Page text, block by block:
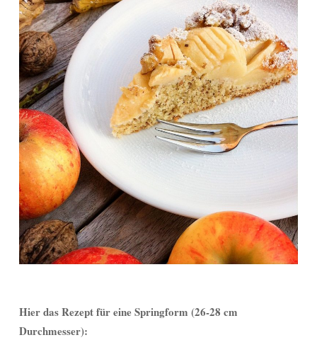
Hier das Rezept für eine Springform (26-28 cm
Durchmesser):